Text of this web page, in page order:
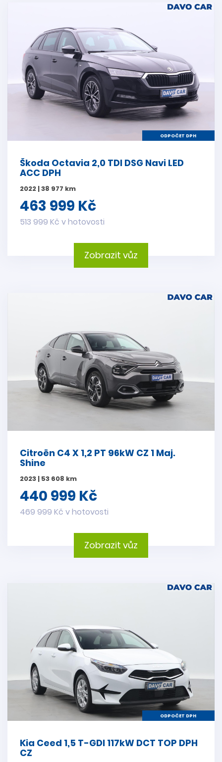
ODPOČET DPH
Škoda Octavia 2,0 TDI DSG Navi LED
ACC DPH
2022 | 38 977 km
463 999 Kč
513 999 Kč v hotovosti
Zobrazit vůz
Citroën C4 X 1,2 PT 96kW CZ 1 Maj.
Shine
2023 | 53 608 km
440 999 Kč
469 999 Kč v hotovosti
Zobrazit vůz
ODPOČET DPH
Kia Ceed 1,5 T-GDI 117kW DCT TOP DPH
CZ